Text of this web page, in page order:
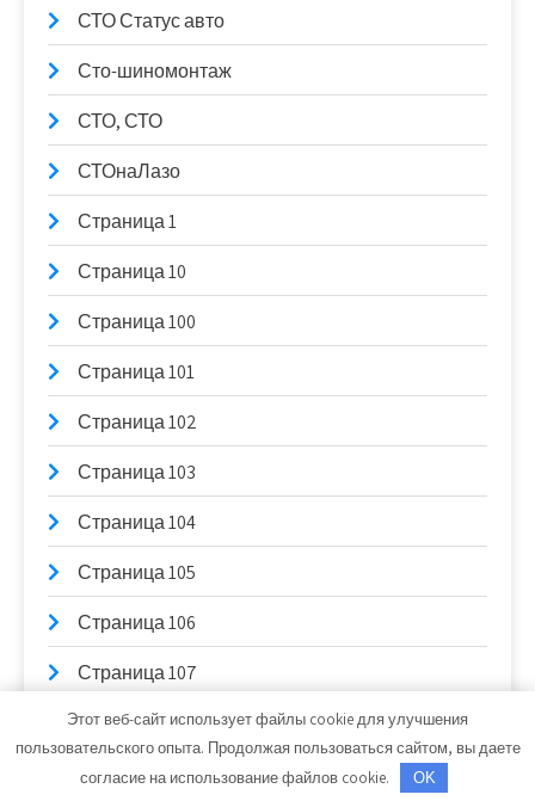
СТО Статус авто
Сто-шиномонтаж
СТО, СТО
СТОнаЛазо
Страница 1
Страница 10
Страница 100
Страница 101
Страница 102
Страница 103
Страница 104
Страница 105
Страница 106
Страница 107
Страница 108
Страница 109
Этот веб-сайт использует файлы cookie для улучшения
пользовательского опыта. Продолжая пользоваться сайтом, вы даете
согласие на использование файлов cookie.
OK